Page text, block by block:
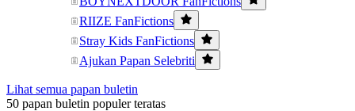
RIIZE FanFictions
Stray Kids FanFictions
Ajukan Papan Selebriti
Lihat semua papan buletin
50 papan buletin populer teratas